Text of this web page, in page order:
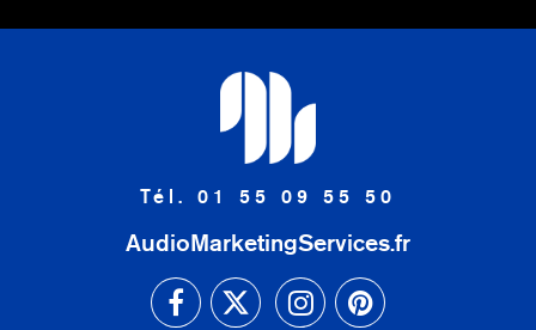
Tél. 01 55 09 55 50
AudioMarketingServices.fr